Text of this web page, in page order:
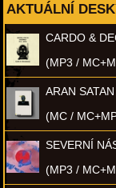
AKTUÁLNÍ
CARDO &
(MP3 /
ARAN
(MC /
SEVERNÍ
(MP3 /